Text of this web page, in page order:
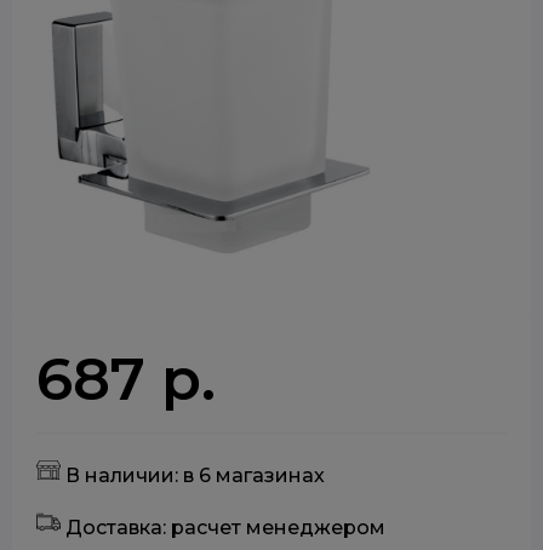
687 р.
В наличии: в 6 магазинах
Доставка: расчет менеджером